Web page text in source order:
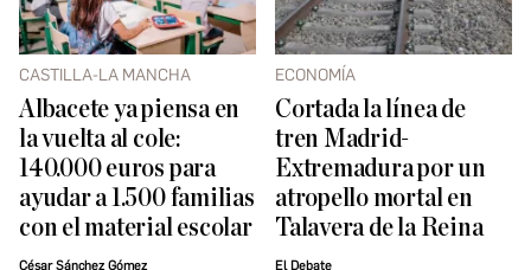
CASTILLA-LA MANCHA
Albacete ya piensa en
la vuelta al cole:
140.000 euros para
ayudar a 1.500 familias
con el material escolar
César Sánchez Gómez
ECONOMÍA
Cortada la línea de
tren Madrid-
Extremadura por un
atropello mortal en
Talavera de la Reina
El Debate